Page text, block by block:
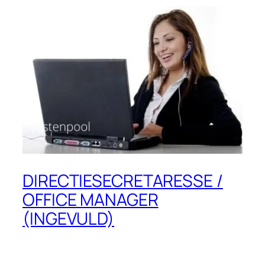
DIRECTIESECRETARESSE /
OFFICE MANAGER
(INGEVULD)